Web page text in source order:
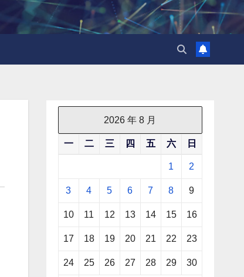
2026 年 8 月
一 二 三 四 五 六 日
1 2
3 4 5 6 7 8 9
10 11 12 13 14 15 16
17 18 19 20 21 22 23
24 25 26 27 28 29 30